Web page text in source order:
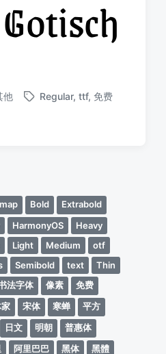
他
标
Regular, ttf, 免费
Bold
Extrabold
HarmonyOS
Heavy
Light Medium
otf
Semibold text
Thin
法字体 像素
免费
宋体 寒蝉
平方
日文 明朝
普惠体
阿里巴巴 黑体 黑體